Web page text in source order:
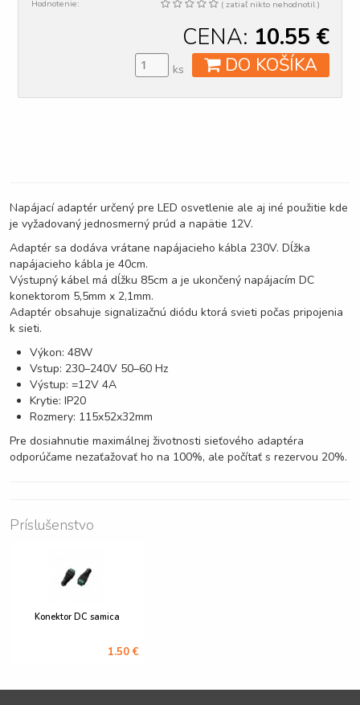
Hodnotenie: ( zatiaľ nikto nehodnotil )
CENA: 10.55 €
DO KOŠÍKA
ks
Napájací adaptér určený pre LED osvetlenie ale aj iné použitie kde
je vyžadovaný jednosmerný prúd a napätie 12V.
Adaptér sa dodáva vrátane napájacieho kábla 230V. Dĺžka
napájacieho kábla je 40cm.
Výstupný kábel má dĺžku 85cm a je ukončený napájacím DC
konektorom 5,5mm x 2,1mm.
Adaptér obsahuje signalizačnú diódu ktorá svieti počas pripojenia
k sieti.
Výkon: 48W
Vstup: 230–240V 50–60 Hz
Výstup: =12V 4A
Krytie: IP20
Rozmery: 115x52x32mm
Pre dosiahnutie maximálnej životnosti sieťového adaptéra
odporúčame nezaťažovať ho na 100%, ale počítať s rezervou 20%.
Príslušenstvo
Konektor DC samica
1.50 €